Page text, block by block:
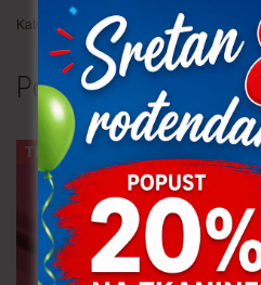
Kategorije: Podstava Trajno niska cijena!
Povezani proizvodi
TRAJNO NISKA CIJENA!